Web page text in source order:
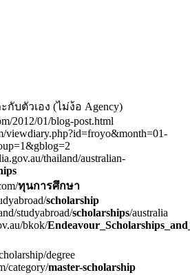
กับตัวเอง (ไม่ง้อ Agency)
2012/01/blog-post.html
viewdiary.php?id=froyo&month=01-
thailand/australian-
ทุนการศึกษา
scholarship
studyabroad/scholarships/australia
bkok/
degree
category/master-scholarship